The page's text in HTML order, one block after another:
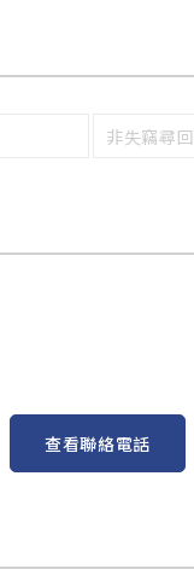
非失竊尋
查看聯絡電話